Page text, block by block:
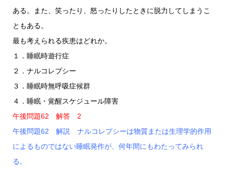
ある。また、笑ったり、怒ったりしたときに脱力してしまうこ
ともある。
最も考えられる疾患はどれか。
１．睡眠時遊行症
２．ナルコレプシー
３．睡眠時無呼吸症候群
４．睡眠・覚醒スケジュール障害
午後問題62 解答 2
午後問題62 解説 ナルコレプシーは物質または生理学的作用
によるものではない睡眠発作が、何年間にもわたってみられ
る。